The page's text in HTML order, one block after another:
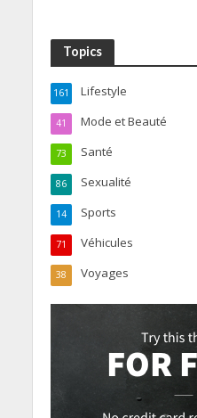
Topics
Lifestyle
161
Mode et Beauté
41
Santé
73
Sexualité
86
Sports
14
Véhicules
71
Voyages
38